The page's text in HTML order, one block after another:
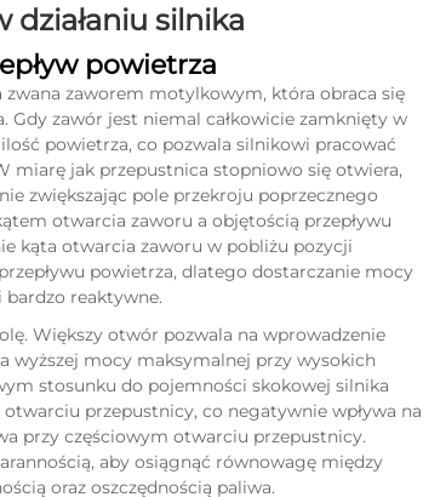
silnika
powietrza
zwana zaworem motylkowym, która obraca się
Gdy zawór jest niemal całkowicie zamknięty w
powietrza, co pozwala silnikowi pracować
miarę jak przepustnica stopniowo się otwiera,
zwiększając pole przekroju poprzecznego
otwarcia zaworu a objętością przepływu
kąta otwarcia zaworu w pobliżu pozycji
powietrza, dlatego dostarczanie mocy
bardzo reaktywne.
Większy otwór pozwala na wprowadzenie
wyższej mocy maksymalnej przy wysokich
stosunku do pojemności skokowej silnika
przepustnicy, co negatywnie wpływa na
przy częściowym otwarciu przepustnicy.
aby osiągnąć równowagę między
oraz oszczędnością paliwa.